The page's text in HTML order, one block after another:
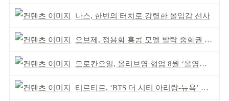
나스, 한번의 터치로 강렬한 몰입감 선사
오브제, 정용화 홍콩 모델 발탁 중화권 공략 강화
모로칸오일, 올리브영 협업 8월 ‘올영픽’ 선정
티르티르, ‘BTS 더 시티 아리랑-뉴욕’ 참여